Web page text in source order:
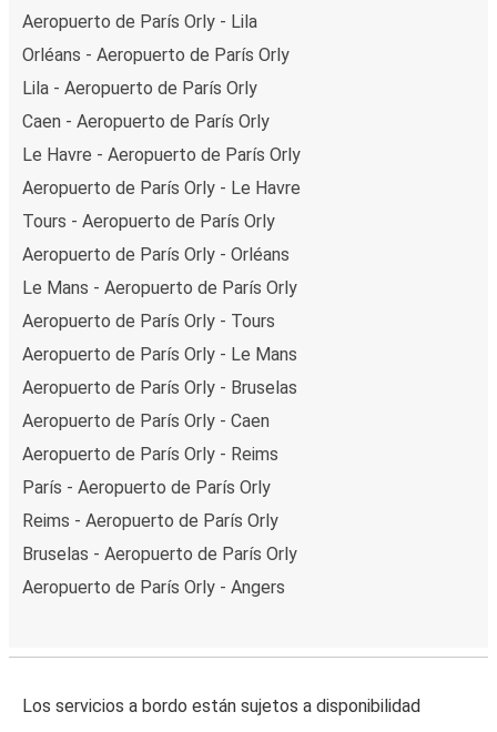
Aeropuerto de París Orly - Lila
Orléans - Aeropuerto de París Orly
Lila - Aeropuerto de París Orly
Caen - Aeropuerto de París Orly
Le Havre - Aeropuerto de París Orly
Aeropuerto de París Orly - Le Havre
Tours - Aeropuerto de París Orly
Aeropuerto de París Orly - Orléans
Le Mans - Aeropuerto de París Orly
Aeropuerto de París Orly - Tours
Aeropuerto de París Orly - Le Mans
Aeropuerto de París Orly - Bruselas
Aeropuerto de París Orly - Caen
Aeropuerto de París Orly - Reims
París - Aeropuerto de París Orly
Reims - Aeropuerto de París Orly
Bruselas - Aeropuerto de París Orly
Aeropuerto de París Orly - Angers
Los servicios a bordo están sujetos a disponibilidad